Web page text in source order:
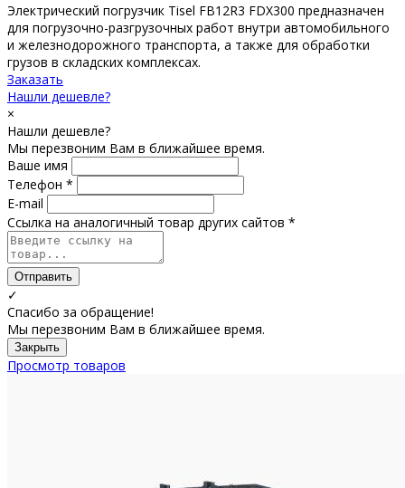
Электрический погрузчик Tisel FB12R3 FDX300 предназначен
для погрузочно-разгрузочных работ внутри автомобильного
и железнодорожного транспорта, а также для обработки
грузов в складских комплексах.
Заказать
Нашли дешевле?
×
Нашли дешевле?
Мы перезвоним Вам в ближайшее время.
Ваше имя
Телефон *
E-mail
Ссылка на аналогичный товар других сайтов *
Отправить
✓
Спасибо за обращение!
Мы перезвоним Вам в ближайшее время.
Закрыть
Просмотр товаров